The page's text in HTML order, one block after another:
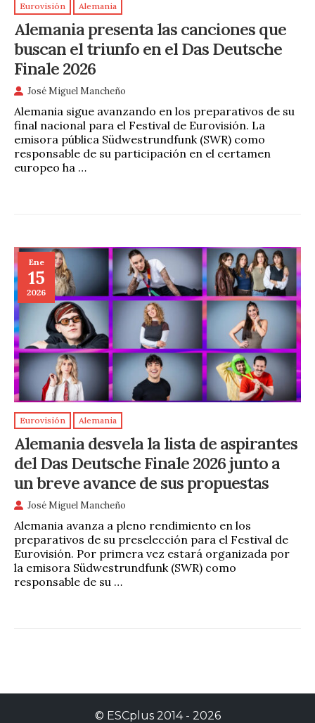
Eurovisión Alemania
Alemania presenta las canciones que
buscan el triunfo en el Das Deutsche
Finale 2026
José Miguel Mancheño
Alemania sigue avanzando en los preparativos de su
final nacional para el Festival de Eurovisión. La
emisora pública Südwestrundfunk (SWR) como
responsable de su participación en el certamen
europeo ha …
Ene
15
2026
Eurovisión Alemania
Alemania desvela la lista de aspirantes
del Das Deutsche Finale 2026 junto a
un breve avance de sus propuestas
José Miguel Mancheño
Alemania avanza a pleno rendimiento en los
preparativos de su preselección para el Festival de
Eurovisión. Por primera vez estará organizada por
la emisora Südwestrundfunk (SWR) como
responsable de su …
© ESCplus2014 - 2026